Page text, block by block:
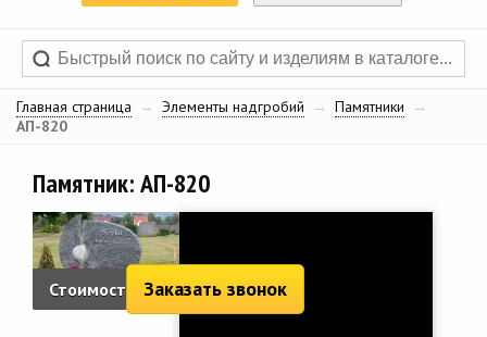
Главная страница → Элементы надгробий → Памятники
→
АП-820
Памятник: АП-820
Стоимость: 2 562 руб.
Заказать звонок